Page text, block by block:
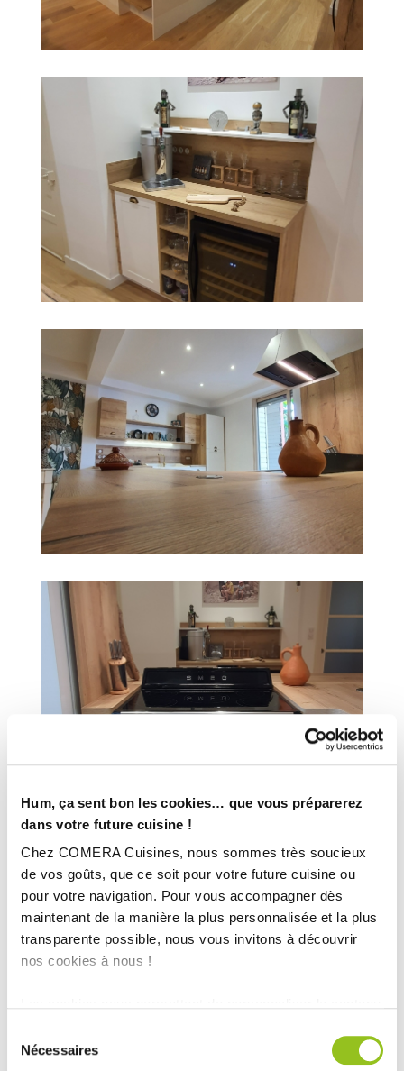
Hum, ça sent bon les cookies… que vous préparerez
dans votre future cuisine !
Chez COMERA Cuisines, nous sommes très soucieux
de vos goûts, que ce soit pour votre future cuisine ou
pour votre navigation. Pour vous accompagner dès
maintenant de la manière la plus personnalisée et la plus
transparente possible, nous vous invitons à découvrir
nos cookies à nous !
médias sociaux et d'analyser notre trafic. Nous
Nécessaires